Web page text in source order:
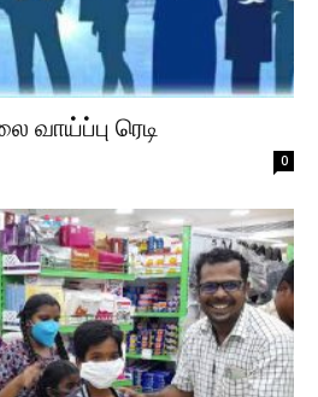
வாய்ப்பு ரெடி
0